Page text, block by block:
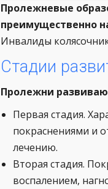
Пролежневые
преимущественно
Инвалиды
Стадии
Пролежни
Первая стадия.
покраснениями и
лечению.
Вторая стадия.
воспалением,